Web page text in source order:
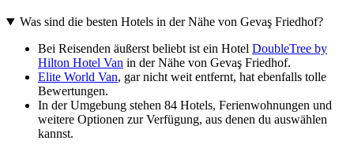
Was sind die besten Hotels in der Nähe von Gevaş Friedhof?
Bei Reisenden äußerst beliebt ist ein Hotel DoubleTree by
Hilton Hotel Van in der Nähe von Gevaş Friedhof.
Elite World Van, gar nicht weit entfernt, hat ebenfalls tolle
Bewertungen.
In der Umgebung stehen 84 Hotels, Ferienwohnungen und
weitere Optionen zur Verfügung, aus denen du auswählen
kannst.